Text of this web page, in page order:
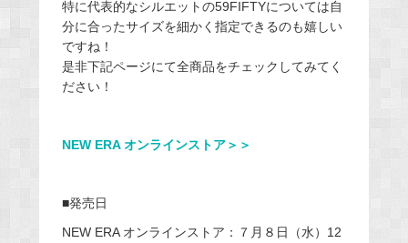
特に代表的なシルエットの59FIFTYについては自
分に合ったサイズを細かく指定できるのも嬉しい
ですね！
是非下記ページにて全商品をチェックしてみてく
ださい！
NEW ERA オンラインストア＞＞
■発売日
NEW ERA オンラインストア：７月８日（水）12